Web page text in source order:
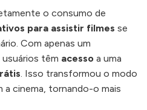
o consumo de
para assistir filmes se
Com apenas um
têm acesso a uma
. Isso transformou o modo
a cinema, tornando-o mais